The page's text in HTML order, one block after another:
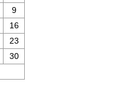
9
16
23
30